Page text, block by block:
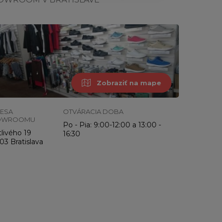
Zobraziť na mape
19
Bratislava
OTVÁRACIA DOBA
Po - Pia: 9:00-12:00 a 13:00 -
16:30